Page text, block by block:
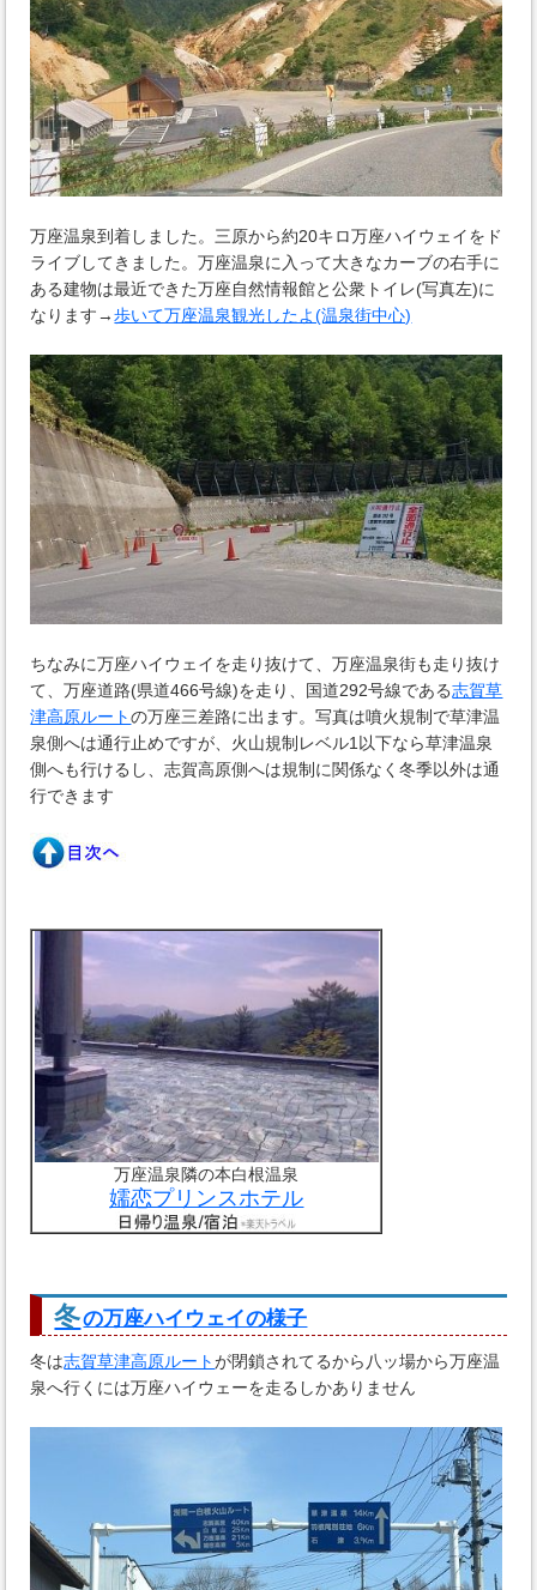
万座温泉到着しました。三原から約20キロ万座ハイウェイをド
ライブしてきました。万座温泉に入って大きなカーブの右手に
ある建物は最近できた万座自然情報館と公衆トイレ(写真左)に
なります→歩いて万座温泉観光したよ(温泉街中心)
ちなみに万座ハイウェイを走り抜けて、万座温泉街も走り抜け
て、万座道路(県道466号線)を走り、国道292号線である志賀草
津高原ルートの万座三差路に出ます。写真は噴火規制で草津温
泉側へは通行止めですが、火山規制レベル1以下なら草津温泉
側へも行けるし、志賀高原側へは規制に関係なく冬季以外は通
行できます
万座温泉隣の本白根温泉
嬬恋プリンスホテル
冬の万座ハイウェイの様子
冬は志賀草津高原ルートが閉鎖されてるから八ッ場から万座温
泉へ行くには万座ハイウェーを走るしかありません